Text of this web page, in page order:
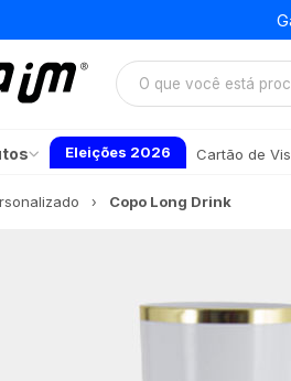
Eleições 2026 Cartão de
Copo Long Drink